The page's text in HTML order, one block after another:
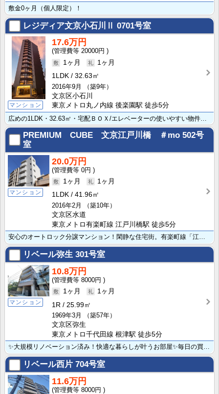
敷金0ヶ月（個人限定）！
レジディア文京小石川Ⅱ 0701号室
マンション
17.6万円
20000円
1ヶ月
1ヶ月
1LDK
32.63㎡
2016年9月
（築9年）
文京区小石川
東京メトロ丸ノ内線 後楽園駅 徒歩5分
PREMIUM CUBE 文京江戸川橋 ＃mo 502号
室
マンション
20.0万円
0円
1ヶ月
1ヶ月
1LDK
41.96㎡
2016年2月
（築10年）
文京区水道
東京メトロ有楽町線 江戸川橋駅 徒歩5分
安心のオートロック分譲マンション！閑静な住宅街。有楽町線「江戸川橋駅」徒歩5分！
リベール弥生 301号室
マンション
10.8万円
8000円
1ヶ月
1ヶ月
1R
25.99㎡
1969年3月
（築57年）
文京区弥生
東京メトロ千代田線 根津駅 徒歩5分
✨大規模リノベーション済み！快適な暮らしが叶うお部屋✨毎日の買い物も便利な立地にあり、住環境良好！ ･･･
リベール西片 704号室
11.6万円
8000円